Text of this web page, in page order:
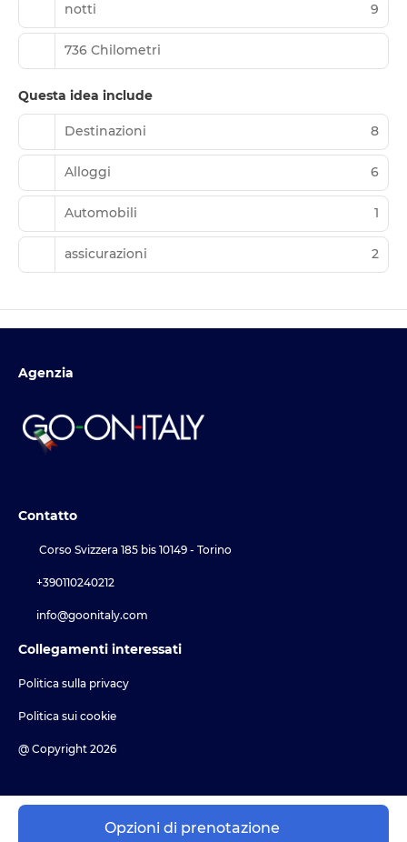
Opzioni di prenotazione
notti 9
736 Chilometri
Questa idea include
Destinazioni 8
Alloggi 6
Automobili 1
assicurazioni 2
Agenzia
Contatto
Corso Svizzera 185 bis 10149 - Torino
+390110240212
info@goonitaly.com
Collegamenti interessati
Politica sulla privacy
Politica sui cookie
@ Copyright 2026